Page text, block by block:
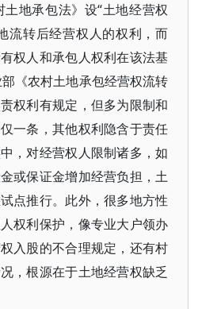
地承包法》设“土地经营权
流转后经营权人的权利，而
权人和承包人权利在该法基
《农村土地承包经营权流转
权利有规定，但多为限制和
一条，其他权利隐含于责任
，对经营权人限制诸多，如
或保证金增加经营负担，土
点推行。此外，很多地方性
权利保护，像专业大户领办
入股的不合理规定，还有村
，根源在于土地经营权缺乏